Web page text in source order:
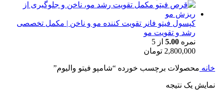
کپسول فیتو فانر تقویت کننده مو و ناخن | مکمل تخصصی
رشد و تقویت مو
نمره 5.00 از 5
2,800,000 تومان
خانه محصولات برچسب خورده “شامپو فیتو والیوم”
نمایش یک نتیجه